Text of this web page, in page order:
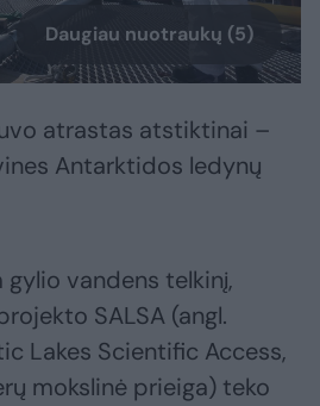
Daugiau nuotraukų (5)
atrastas atstiktinai –
Antarktidos ledynų
gylio vandens telkinį,
SALSA (angl.
Lakes Scientific Access,
mokslinė prieiga) teko